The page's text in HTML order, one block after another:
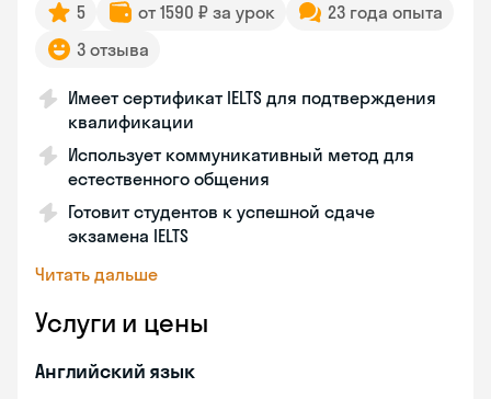
5 от 1590 ₽ за урок
23 года опыта
3 отзыва
Имеет сертификат IELTS для подтверждения
квалификации
Использует коммуникативный метод для
естественного общения
Готовит студентов к успешной сдаче
экзамена IELTS
Читать дальше
Услуги и цены
Английский язык